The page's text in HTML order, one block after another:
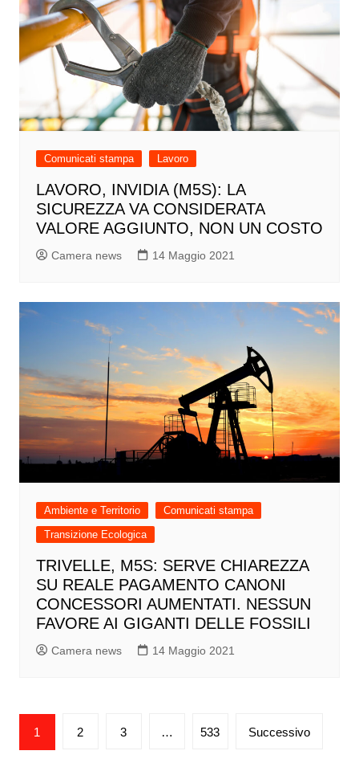
Comunicati stampa Lavoro
LAVORO, INVIDIA (M5S): LA
SICUREZZA VA CONSIDERATA
VALORE AGGIUNTO, NON UN COSTO
Camera news 14 Maggio 2021
Ambiente e Territorio
Comunicati stampa
Transizione Ecologica
TRIVELLE, M5S: SERVE CHIAREZZA
SU REALE PAGAMENTO CANONI
CONCESSORI AUMENTATI. NESSUN
FAVORE AI GIGANTI DELLE FOSSILI
Camera news 14 Maggio 2021
Paginazione
degli
1 2 3 … 533 Successivo